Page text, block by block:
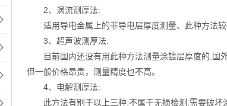
2、涡流测厚法:
适用导电金属上的非导电层厚度测量、此种方法较
3、超声波测厚法:
目前国内还没有用此种方法测量涂镀层厚度的,国外
但一般价格昂贵，测量精度也不高。
4、电解测厚法:
此方法有别于以上三种,不属于无损检测,需要破坏